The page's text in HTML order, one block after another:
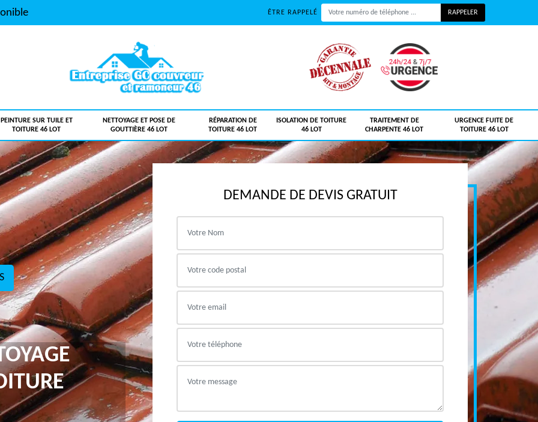
ÊTRE RAPPELÉ
PEINTURE SUR TUILE ET
TOITURE 46 LOT
NETTOYAGE ET POSE DE
GOUTTIÈRE 46 LOT
RÉPARATION DE
TOITURE 46 LOT
ISOLATION DE TOITURE
46 LOT
TRAITEMENT DE
CHARPENTE 46 LOT
URGENCE FUITE DE
TOITURE 46 LOT
DEMANDE DE DEVIS GRATUIT